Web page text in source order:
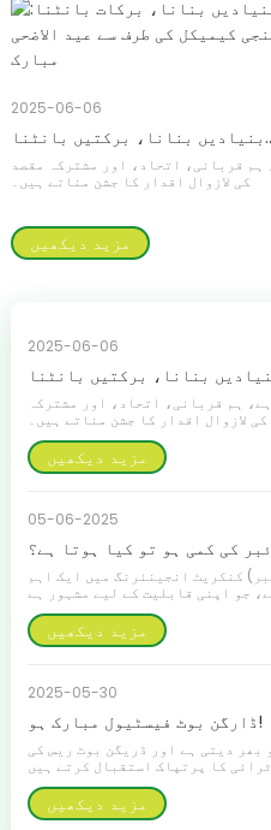
2025-06-06
بانٹنا...
ہم قربانی، اتحاد، اور مشترکہ مقصد
کی لازوال اقدار کا جشن مناتے ہیں۔
مزید دیکھیں
2025-06-06
ہم قربانی، اتحاد، اور مشترکہ
کی لازوال اقدار کا جشن مناتے ہیں۔
مزید دیکھیں
05-06-2025
کی کمی ہو تو کیا ہوتا ہے؟
کنکریٹ انجینئرنگ میں ایک اہم
مزید دیکھیں
2025-05-30
ڈارگن بوٹ فیسٹیول مبارک ہو!
دیتی ہے اور ڈریگن بوٹ ریس کی
مزید دیکھیں